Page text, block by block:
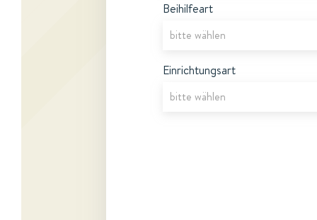
Beihilfeart
Einrichtungsart